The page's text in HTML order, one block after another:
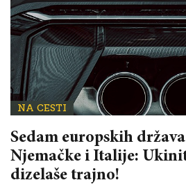
NA CESTI
Sedam europskih
Njemačke i Italije:
dizelaše trajno!